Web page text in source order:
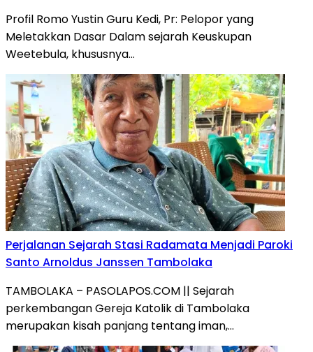
Profil Romo Yustin Guru Kedi, Pr: Pelopor yang
Meletakkan Dasar Dalam sejarah Keuskupan
Weetebula, khususnya…
Perjalanan Sejarah Stasi Radamata Menjadi Paroki
Santo Arnoldus Janssen Tambolaka
TAMBOLAKA – PASOLAPOS.COM || Sejarah
perkembangan Gereja Katolik di Tambolaka
merupakan kisah panjang tentang iman,…